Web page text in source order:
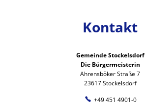
Kontakt
Gemeinde Stockelsdorf
Die Bürgermeisterin
Ahrensböker Straße 7
23617 Stockelsdorf
+49 451 4901-0